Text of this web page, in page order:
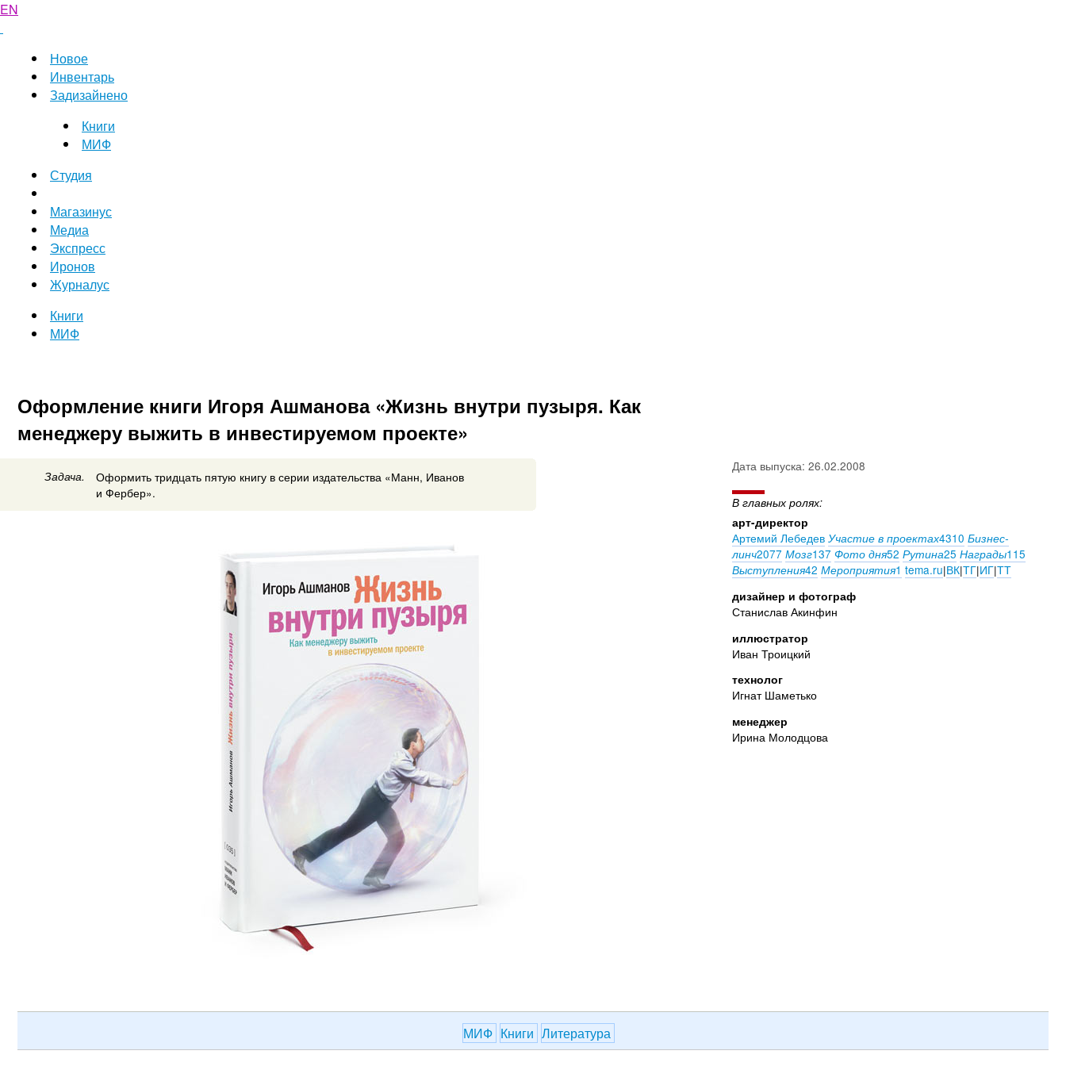
EN
Новое
Инвентарь
Задизайнено
Книги
МИФ
Студия
Магазинус
Медиа
Экспресс
Иронов
Журналус
Книги
МИФ
Оформление книги Игоря Ашманова «Жизнь внутри пузыря. Как
менеджеру выжить в инвестируемом проекте»
Задача.
Оформить тридцать пятую книгу в серии издательства «Манн, Иванов
и Фербер».
Дата выпуска: 26.02.2008
В главных ролях:
арт-директор
Артемий Лебедев Участие в проектах4310 Бизнес-
линч2077 Мозг137 Фото дня52 Рутина25 Награды115
Выступления42 Мероприятия1 tema.ru|ВК|ТГ|ИГ|ТТ
дизайнер и фотограф
Станислав Акинфин
иллюстратор
Иван Троицкий
технолог
Игнат Шаметько
менеджер
Ирина Молодцова
МИФ Книги Литература